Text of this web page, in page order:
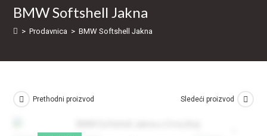
BMW Softshell Jakna
> Prodavnica > BMW Softshell Jakna
Prethodni proizvod Sledeći proizvod